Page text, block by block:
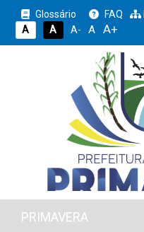
Glossário FAQ
A
A A- A A+
PRIMAVERA